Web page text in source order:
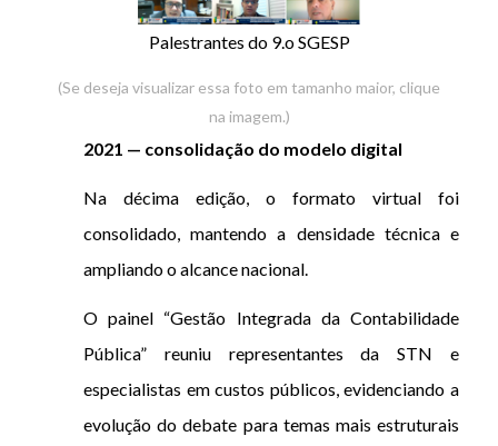
Palestrantes do 9.o SGESP
(Se deseja visualizar essa foto em tamanho maior, clique
na imagem.)
2021 — consolidação do modelo digital
Na décima edição, o formato virtual foi
consolidado, mantendo a densidade técnica e
ampliando o alcance nacional.
O painel “Gestão Integrada da Contabilidade
Pública” reuniu representantes da STN e
especialistas em custos públicos, evidenciando a
evolução do debate para temas mais estruturais